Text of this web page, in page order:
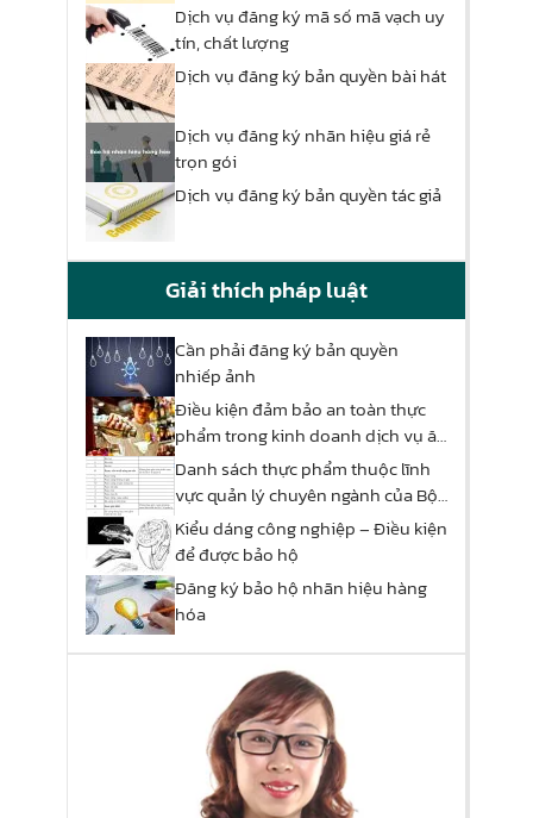
Dịch vụ đăng ký mã số mã vạch uy
tín, chất lượng
Dịch vụ đăng ký bản quyền bài hát
Dịch vụ đăng ký nhãn hiệu giá rẻ
trọn gói
Dịch vụ đăng ký bản quyền tác giả
Giải thích pháp luật
Cần phải đăng ký bản quyền
nhiếp ảnh
Điều kiện đảm bảo an toàn thực
phẩm trong kinh doanh dịch vụ ăn
uống
Danh sách thực phẩm thuộc lĩnh
vực quản lý chuyên ngành của Bộ
Công Thương
Kiểu dáng công nghiệp – Điều kiện
để được bảo hộ
Đăng ký bảo hộ nhãn hiệu hàng
hóa